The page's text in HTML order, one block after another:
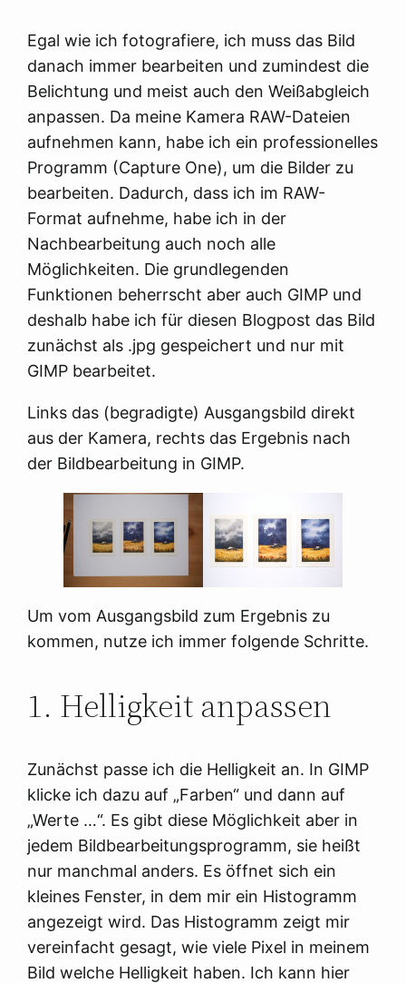
Egal wie ich fotografiere, ich muss das Bild
danach immer bearbeiten und zumindest die
Belichtung und meist auch den Weißabgleich
anpassen. Da meine Kamera RAW-Dateien
aufnehmen kann, habe ich ein professionelles
Programm (Capture One), um die Bilder zu
bearbeiten. Dadurch, dass ich im RAW-
Format aufnehme, habe ich in der
Nachbearbeitung auch noch alle
Möglichkeiten. Die grundlegenden
Funktionen beherrscht aber auch GIMP und
deshalb habe ich für diesen Blogpost das Bild
zunächst als .jpg gespeichert und nur mit
GIMP bearbeitet.
Links das (begradigte) Ausgangsbild direkt
aus der Kamera, rechts das Ergebnis nach
der Bildbearbeitung in GIMP.
Um vom Ausgangsbild zum Ergebnis zu
kommen, nutze ich immer folgende Schritte.
1. Helligkeit anpassen
Zunächst passe ich die Helligkeit an. In GIMP
klicke ich dazu auf „Farben“ und dann auf
„Werte …“. Es gibt diese Möglichkeit aber in
jedem Bildbearbeitungsprogramm, sie heißt
nur manchmal anders. Es öffnet sich ein
kleines Fenster, in dem mir ein Histogramm
angezeigt wird. Das Histogramm zeigt mir
vereinfacht gesagt, wie viele Pixel in meinem
Bild welche Helligkeit haben. Ich kann hier